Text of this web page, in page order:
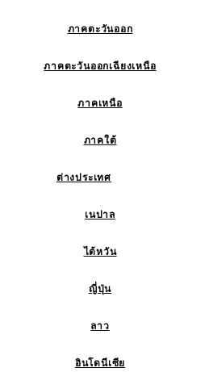
ภาคตะวันออก
ภาคตะวันออกเฉียงเหนือ
ภาคเหนือ
ภาคใต้
ต่างประเทศ
เนปาล
ไต้หวัน
ญี่ปุ่น
ลาว
อินโดนีเซีย